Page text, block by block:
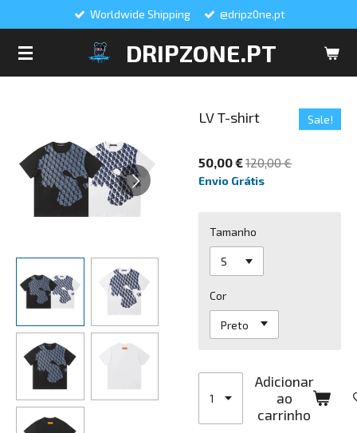
DRIPZONE.PT
Worldwide Shipping @dripz0ne.pt
LV T-shirt Sale!
50,00 €120,00 €
Envio Grátis
Tamanho
Cor
Adicionar
ao
carrinho